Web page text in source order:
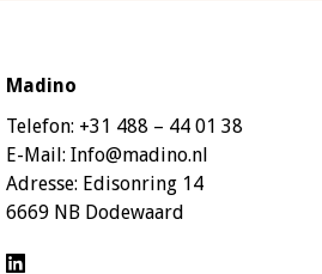
Madino
Telefon: +31 488 – 44 01 38
E-Mail:Info@madino.nl
Adresse: Edisonring 14
6669 NB Dodewaard